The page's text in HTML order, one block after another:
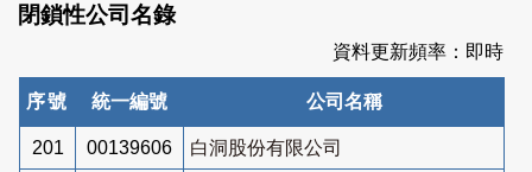
閉鎖性公司名錄
資料更新頻率：即時
序號 統一編號 公司名稱
201 00139606 白洞股份有限公司